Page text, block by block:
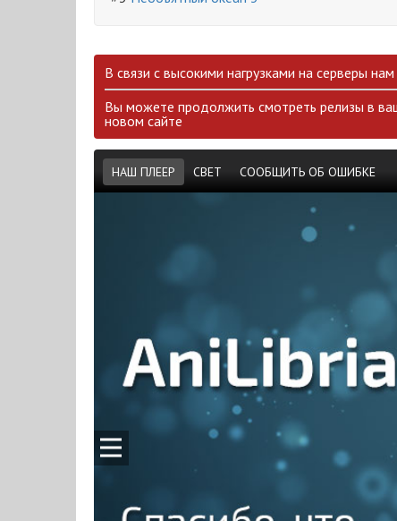
В связи с высокими нагрузками на серверы
Вы можете продолжить смотреть релизы в
новом сайте
НАШ ПЛЕЕР СВЕТ СООБЩИТЬ ОБ ОШИБКЕ